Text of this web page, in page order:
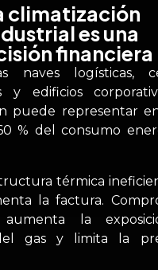
climatización
es una
financiera
naves logísticas,
y edificios
puede representar
% del consumo
térmica
la factura.
aumenta la
gas y limita la